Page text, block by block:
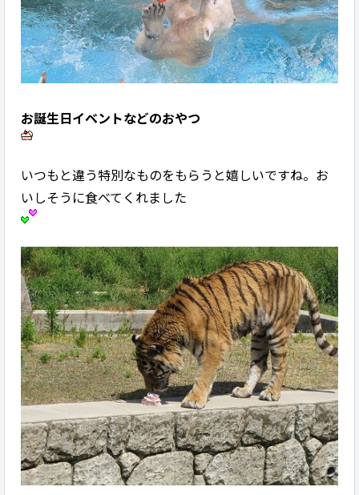
お誕生日イベントなどのおやつ
いつもと違う特別なものをもらうと嬉しいですね。お
いしそうに食べてくれました